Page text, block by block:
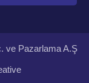
ve Pazarlama A.Ş